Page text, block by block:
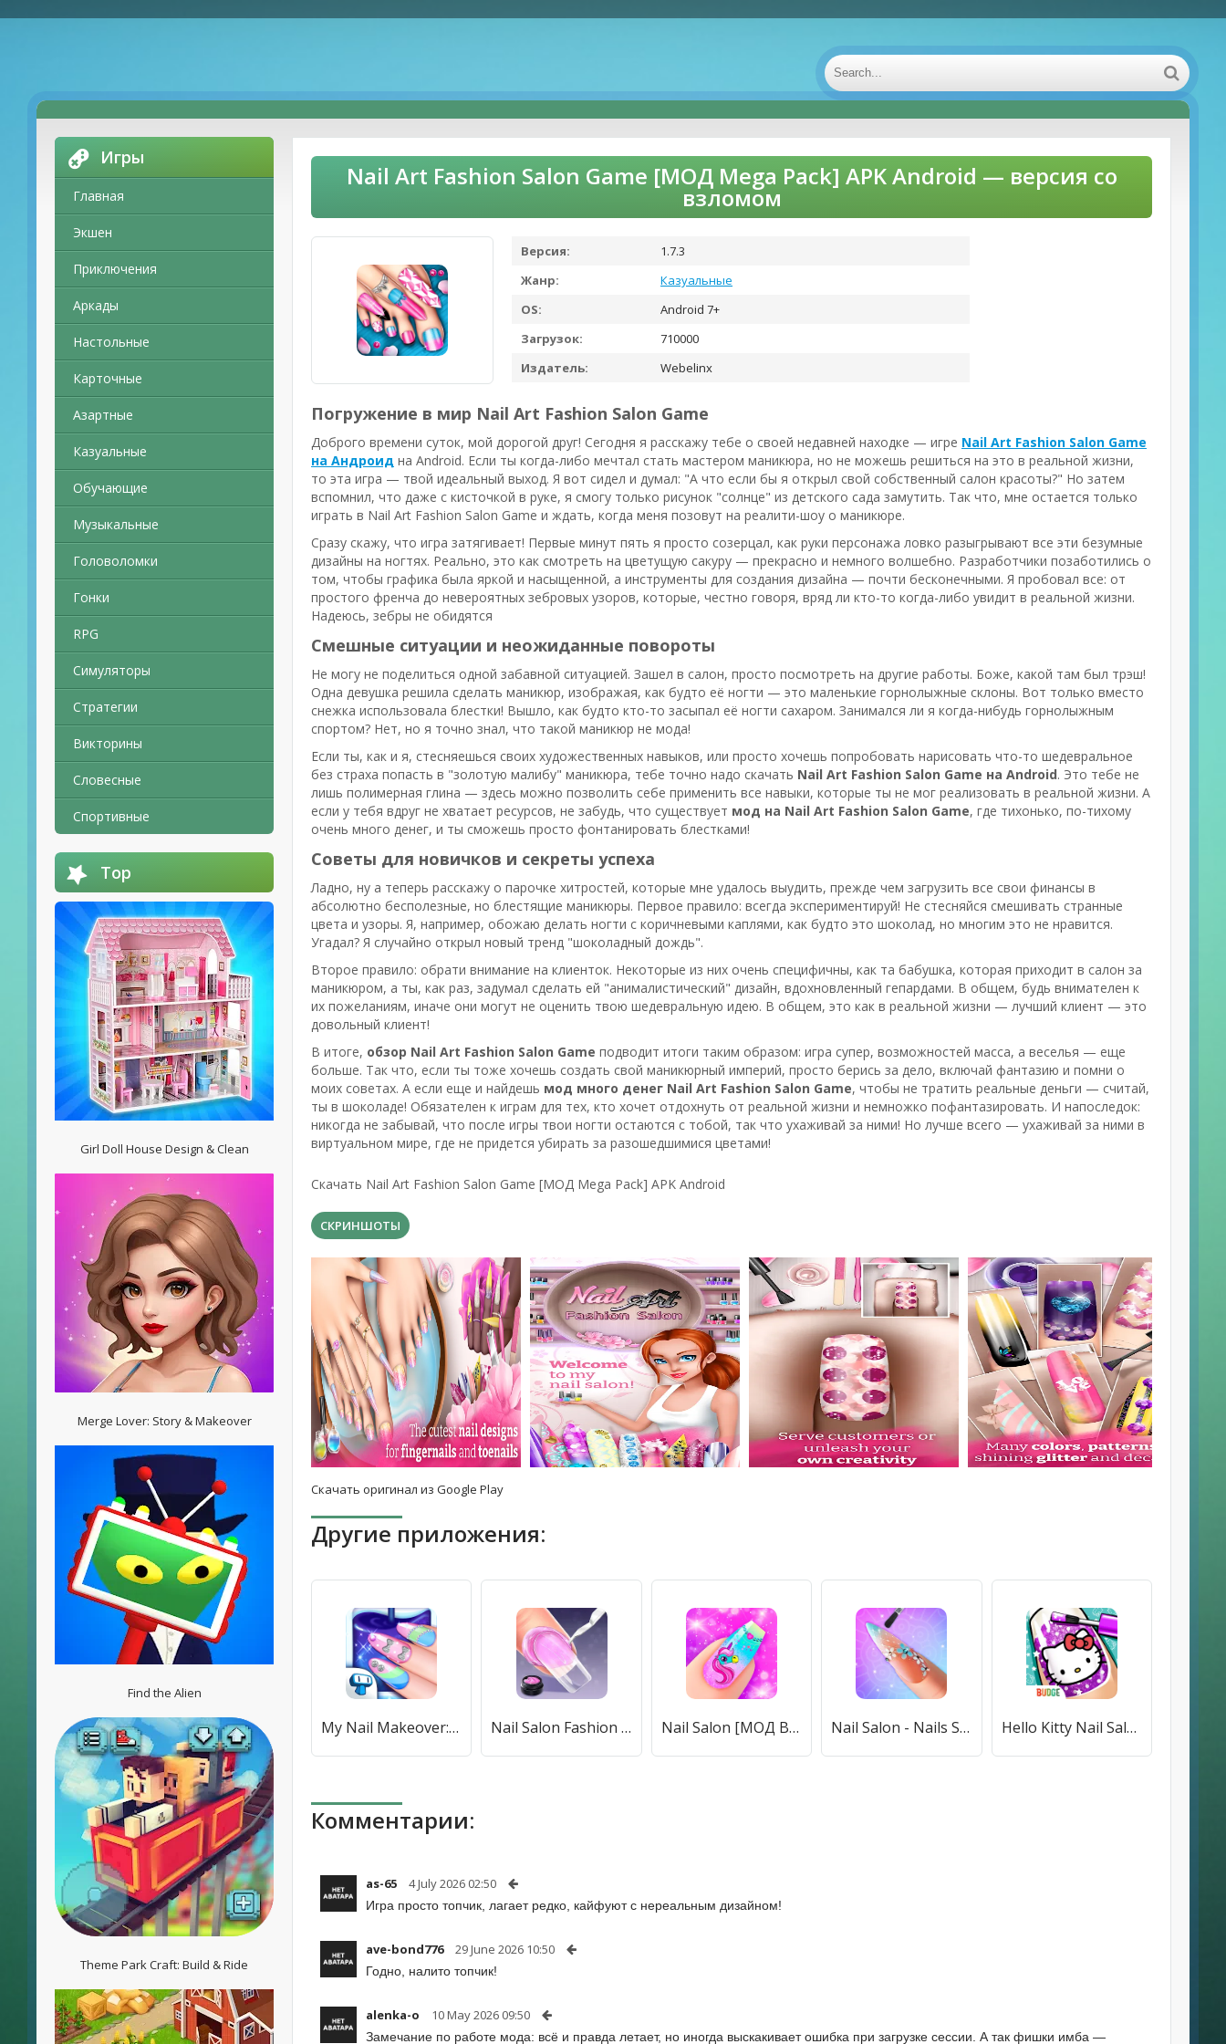
Игры
Главная
Экшен
Приключения
Аркады
Настольные
Карточные
Азартные
Казуальные
Обучающие
Музыкальные
Головоломки
Гонки
RPG
Симуляторы
Стратегии
Викторины
Словесные
Спортивные
Top
Girl Doll House Design & Clean
Merge Lover: Story & Makeover
Find the Alien
Theme Park Craft: Build & Ride
Nail Art Fashion Salon Game [МОД Mega Pack] APK Android — версия со
взломом
Версия:
1.7.3
Жанр:
Казуальные
OS:
Android 7+
Загрузок:
710000
Издатель:
Webelinx
Погружение в мир Nail Art Fashion Salon Game
Доброго времени суток, мой дорогой друг! Сегодня я расскажу тебе о своей недавней находке — игре Nail Art Fashion Salon Game
на Андроид на Android. Если ты когда-либо мечтал стать мастером маникюра, но не можешь решиться на это в реальной жизни,
то эта игра — твой идеальный выход. Я вот сидел и думал: "А что если бы я открыл свой собственный салон красоты?" Но затем
вспомнил, что даже с кисточкой в руке, я смогу только рисунок "солнце" из детского сада замутить. Так что, мне остается только
играть в Nail Art Fashion Salon Game и ждать, когда меня позовут на реалити-шоу о маникюре.
Сразу скажу, что игра затягивает! Первые минут пять я просто созерцал, как руки персонажа ловко разыгрывают все эти безумные
дизайны на ногтях. Реально, это как смотреть на цветущую сакуру — прекрасно и немного волшебно. Разработчики позаботились о
том, чтобы графика была яркой и насыщенной, а инструменты для создания дизайна — почти бесконечными. Я пробовал все: от
простого френча до невероятных зебровых узоров, которые, честно говоря, вряд ли кто-то когда-либо увидит в реальной жизни.
Надеюсь, зебры не обидятся
Смешные ситуации и неожиданные повороты
Не могу не поделиться одной забавной ситуацией. Зашел в салон, просто посмотреть на другие работы. Боже, какой там был трэш!
Одна девушка решила сделать маникюр, изображая, как будто её ногти — это маленькие горнолыжные склоны. Вот только вместо
снежка использовала блестки! Вышло, как будто кто-то засыпал её ногти сахаром. Занимался ли я когда-нибудь горнолыжным
спортом? Нет, но я точно знал, что такой маникюр не мода!
Если ты, как и я, стесняешься своих художественных навыков, или просто хочешь попробовать нарисовать что-то шедевральное
без страха попасть в "золотую малибу" маникюра, тебе точно надо скачать Nail Art Fashion Salon Game на Android. Это тебе не
лишь полимерная глина — здесь можно позволить себе применить все навыки, которые ты не мог реализовать в реальной жизни. А
если у тебя вдруг не хватает ресурсов, не забудь, что существует мод на Nail Art Fashion Salon Game, где тихонько, по-тихому
очень много денег, и ты сможешь просто фонтанировать блестками!
Советы для новичков и секреты успеха
Ладно, ну а теперь расскажу о парочке хитростей, которые мне удалось выудить, прежде чем загрузить все свои финансы в
абсолютно бесполезные, но блестящие маникюры. Первое правило: всегда экспериментируй! Не стесняйся смешивать странные
цвета и узоры. Я, например, обожаю делать ногти с коричневыми каплями, как будто это шоколад, но многим это не нравится.
Угадал? Я случайно открыл новый тренд "шоколадный дождь".
Второе правило: обрати внимание на клиенток. Некоторые из них очень специфичны, как та бабушка, которая приходит в салон за
маникюром, а ты, как раз, задумал сделать ей "анималистический" дизайн, вдохновленный гепардами. В общем, будь внимателен к
их пожеланиям, иначе они могут не оценить твою шедевральную идею. В общем, это как в реальной жизни — лучший клиент — это
довольный клиент!
В итоге, обзор Nail Art Fashion Salon Game подводит итоги таким образом: игра супер, возможностей масса, а веселья — еще
больше. Так что, если ты тоже хочешь создать свой маникюрный империй, просто берись за дело, включай фантазию и помни о
моих советах. А если еще и найдешь мод много денег Nail Art Fashion Salon Game, чтобы не тратить реальные деньги — считай,
ты в шоколаде! Обязателен к играм для тех, кто хочет отдохнуть от реальной жизни и немножко пофантазировать. И напоследок:
никогда не забывай, что после игры твои ногти остаются с тобой, так что ухаживай за ними! Но лучше всего — ухаживай за ними в
виртуальном мире, где не придется убирать за разошедшимися цветами!
Скачать Nail Art Fashion Salon Game [МОД Mega Pack] APK Android
СКРИНШОТЫ
Скачать оригинал из Google Play
Другие приложения:
My Nail Makeover: Nail Salon (Моя маникюрная переменка) [МОД Premium] APK Android Nail Salon Fashion Makeup Game [МОД Mega Pack] APK Android Nail Salon [МОД Все открыто] APK Android Nail Salon - Nails Spa Games (Нейл Салон) [МОД Mega Pack] APK Android Hello Kitty Nail Salon [МОД Меню] APK Android
Комментарии:
as-65 4 July 2026 02:50
Игра просто топчик, лагает редко, кайфуют с нереальным дизайном!
ave-bond776 29 June 2026 10:50
Годно, налито топчик!
alenka-o 10 May 2026 09:50
Замечание по работе мода: всё и правда летает, но иногда выскакивает ошибка при загрузке сессии. А так фишки имба —